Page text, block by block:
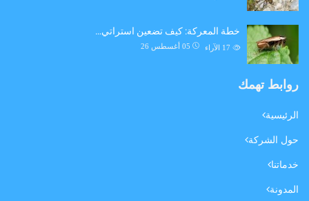
خطة المعركة: كيف تضعين استراتي…
05 أغسطس 26 الآراء
روابط تهمك
الرئيسية
حول الشركة
خدماتنا
المدونة